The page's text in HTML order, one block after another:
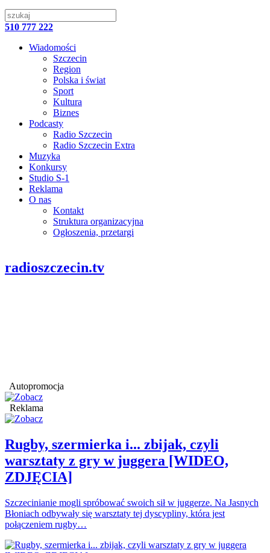
510 777 222
Wiadomości
Szczecin
Region
Polska i świat
Sport
Kultura
Biznes
Podcasty
Radio Szczecin
Radio Szczecin Extra
Muzyka
Konkursy
Studio S-1
Reklama
O nas
Kontakt
Struktura organizacyjna
Ogłoszenia, przetargi
radioszczecin.tv
Autopromocja
Reklama
Rugby, szermierka i... zbijak, czyli
warsztaty z gry w juggera [WIDEO,
ZDJĘCIA]
Szczecinianie mogli spróbować swoich sił w juggerze. Na Jasnych
Błoniach odbywały się warsztaty tej dyscypliny, która jest
połączeniem rugby…